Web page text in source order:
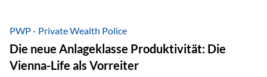
Mäder gesammelt werden konnten. Die anspruchsvolle
Strecke mit rund 4,8 Kilometern und 680 Höhenmetern
stellte die Teilnehmerinnen und Teilnehmer vor eine
sportliche Herausforderung. Doch…
PWP - Private Wealth Police
Die neue Anlageklasse Produktivität: Die
Vienna-Life als Vorreiter